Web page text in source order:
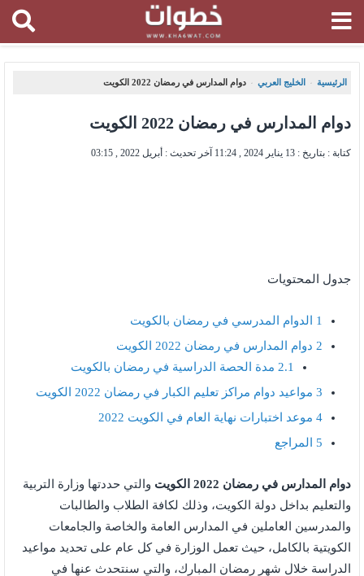
الرئيسية ، الخليج العربي ، دوام المدارس في رمضان 2022 الكويت
دوام المدارس في رمضان 2022 الكويت
كتابة : بتاريخ : 13 يناير 2024 , 11:24 آخر تحديث : أبريل 2022 , 03:15
جدول المحتويات
1 الدوام المدرسي في رمضان بالكويت
2 دوام المدارس في رمضان 2022 الكويت
2.1 مدة الحصة الدراسية في رمضان بالكويت
3 مواعيد دوام مراكز تعليم الكبار في رمضان 2022 الكويت
4 موعد اختبارات نهاية العام في الكويت 2022
5 المراجع
دوام المدارس في رمضان 2022 الكويت
والتي حددتها وزارة التربية
والتعليم بداخل دولة الكويت، وذلك لكافة الطلاب والطالبات
والمدرسين العاملين في المدارس العامة والخاصة والجامعات
الكويتية بالكامل، حيث تعمل الوزارة في كل عام على تحديد مواعيد
الدراسة خلال شهر رمضان المبارك، والتي سنتحدث عنها في